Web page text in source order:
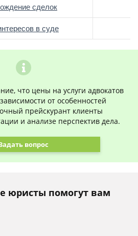
сделок
в суде
что цены на услуги адвокатов
от особенностей
прейскурант клиенты
и анализе перспектив дела.
вопрос
юристы помогут вам